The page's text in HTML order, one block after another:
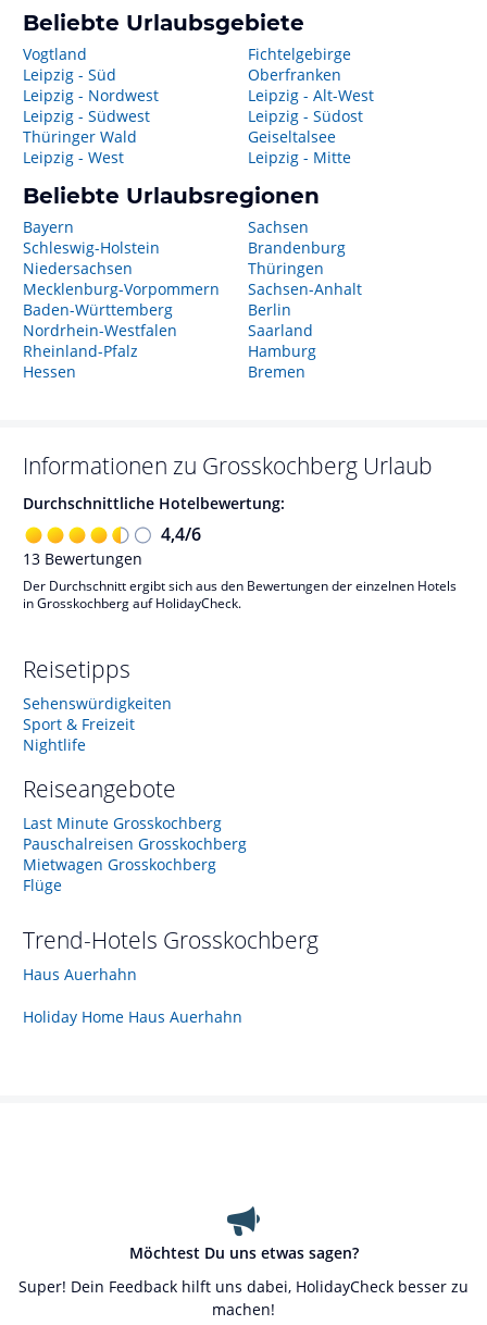
Beliebte Urlaubsgebiete
Vogtland
Leipzig - Süd
Leipzig - Nordwest
Leipzig - Südwest
Thüringer Wald
Leipzig - West
Fichtelgebirge
Oberfranken
Leipzig - Alt-West
Leipzig - Südost
Geiseltalsee
Leipzig - Mitte
Beliebte Urlaubsregionen
Bayern
Schleswig-Holstein
Niedersachsen
Mecklenburg-Vorpommern
Baden-Württemberg
Nordrhein-Westfalen
Rheinland-Pfalz
Hessen
Sachsen
Brandenburg
Thüringen
Sachsen-Anhalt
Berlin
Saarland
Hamburg
Bremen
Informationen zu Grosskochberg Urlaub
Durchschnittliche Hotelbewertung:
4,4/6
13 Bewertungen
Der Durchschnitt ergibt sich aus den Bewertungen der einzelnen Hotels
in Grosskochberg auf HolidayCheck.
Reisetipps
Sehenswürdigkeiten
Sport & Freizeit
Nightlife
Reiseangebote
Last Minute Grosskochberg
Pauschalreisen Grosskochberg
Mietwagen Grosskochberg
Flüge
Trend-Hotels Grosskochberg
Haus Auerhahn
Holiday Home Haus Auerhahn
Möchtest Du uns etwas sagen?
Super! Dein Feedback hilft uns dabei, HolidayCheck besser zu
machen!